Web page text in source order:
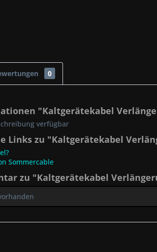
0
"Kaltgerätekabel
verfügbar
Links zu "Kaltgerätekabel
Sommercable
zu "Kaltgerätekabel